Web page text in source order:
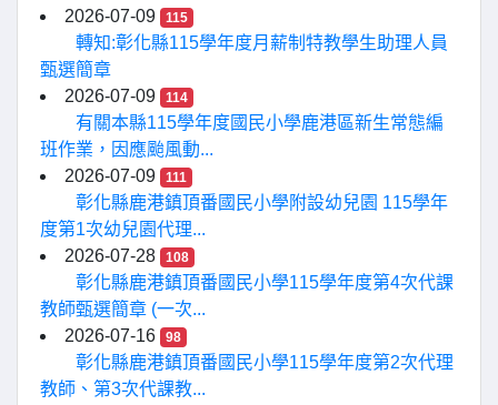
2026-07-09
115
轉知:彰化縣115學年度月薪制特教學生助理人員
甄選簡章
2026-07-09
114
有關本縣115學年度國民小學鹿港區新生常態編
班作業，因應颱風動...
2026-07-09
111
彰化縣鹿港鎮頂番國民小學附設幼兒園 115學年
度第1次幼兒園代理...
2026-07-28
108
彰化縣鹿港鎮頂番國民小學115學年度第4次代課
教師甄選簡章 (一次...
2026-07-16
98
彰化縣鹿港鎮頂番國民小學115學年度第2次代理
教師、第3次代課教...